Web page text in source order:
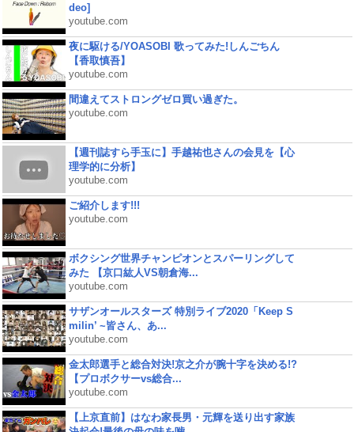
deo]
youtube.com
夜に駆ける/YOASOBI 歌ってみた!しんごちん
【香取慎吾】
youtube.com
間違えてストロングゼロ買い過ぎた。
youtube.com
【週刊誌すら手玉に】手越祐也さんの会見を【心
理学的に分析】
youtube.com
ご紹介します!!!
youtube.com
ボクシング世界チャンピオンとスパーリングして
みた 【京口紘人VS朝倉海...
youtube.com
サザンオールスターズ 特別ライブ2020「Keep S
milin’ ~皆さん、あ...
youtube.com
金太郎選手と総合対決!京之介が腕十字を決める!?
【プロボクサーvs総合...
youtube.com
【上京直前】はなわ家長男・元輝を送り出す家族